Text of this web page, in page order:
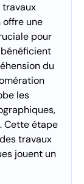
travaux
offre une
pour
du
les
Cette étape
travaux
jouent un